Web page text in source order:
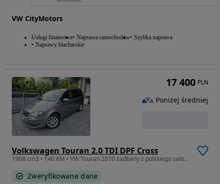
VW CityMotors
Usługi finansowe Naprawa samochodów Szybka naprawa
Naprawy blacharskie
Volkswagen Touran 2.0 TDI DPF Cross
1968 cm3 • 140 KM • VW Touran 2010 zadbany z polskiego salonu
Zweryfikowane dane
17 400 PLN
Poniżej średniej